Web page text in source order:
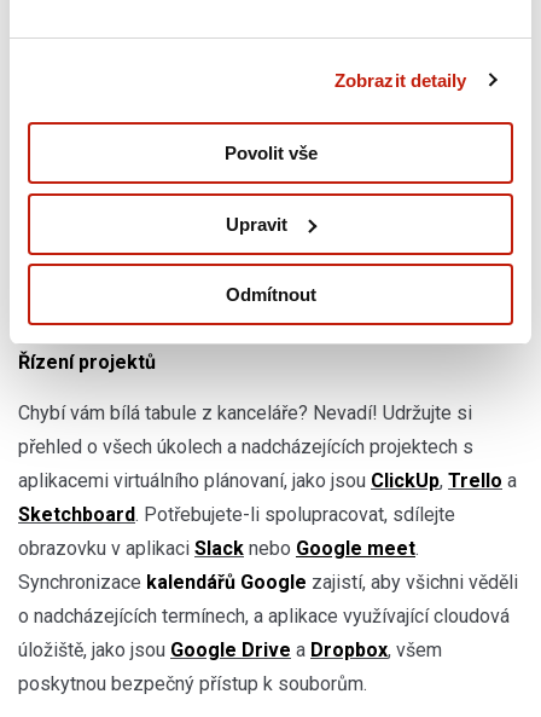
Zobrazit detaily
Povolit vše
Upravit
Odmítnout
, skvělá náhrada e-mailu, která podporuje rychlou,
přímou komunikaci a umožňuje vám zřizovat různé kanály
pro jednotlivé úkoly a projekty.
Řízení projektů
Chybí vám bílá tabule z kanceláře? Nevadí! Udržujte si
přehled o všech úkolech a nadcházejících projektech s
aplikacemi virtuálního plánovaní, jako jsou ClickUp, Trello a
Sketchboard. Potřebujete-li spolupracovat, sdílejte
obrazovku v aplikaci Slack nebo Google meet.
Synchronizace kalendářů Google zajistí, aby všichni věděli
o nadcházejících termínech, a aplikace využívající cloudová
úložiště, jako jsou Google Drive a Dropbox, všem
poskytnou bezpečný přístup k souborům.